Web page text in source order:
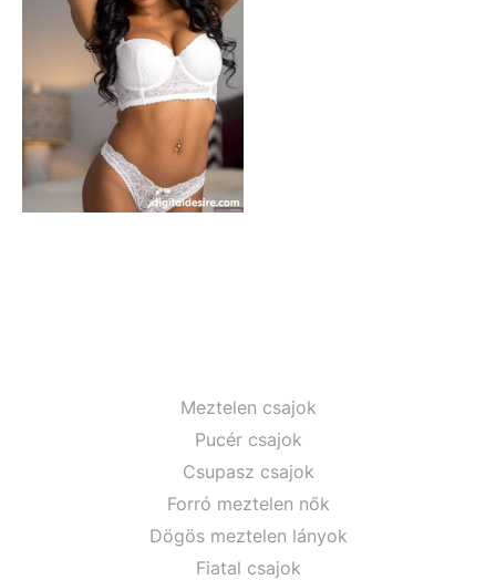
Meztelen csajok
Pucér csajok
Csupasz csajok
Forró meztelen nők
Dögös meztelen lányok
Fiatal csajok